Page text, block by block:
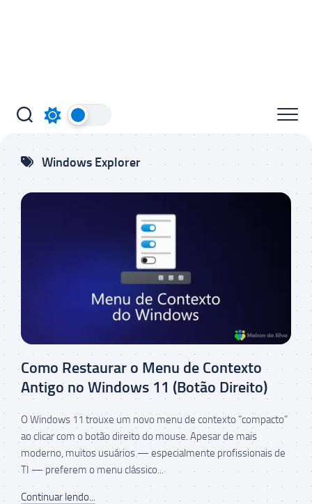
Windows Explorer
Como Restaurar o Menu de Contexto
Antigo no Windows 11 (Botão Direito)
O Windows 11 trouxe um novo menu de contexto “compacto”
ao clicar com o botão direito do mouse. Apesar de mais
moderno, muitos usuários — especialmente profissionais de
TI — preferem o menu clássico...
Continuar lendo...